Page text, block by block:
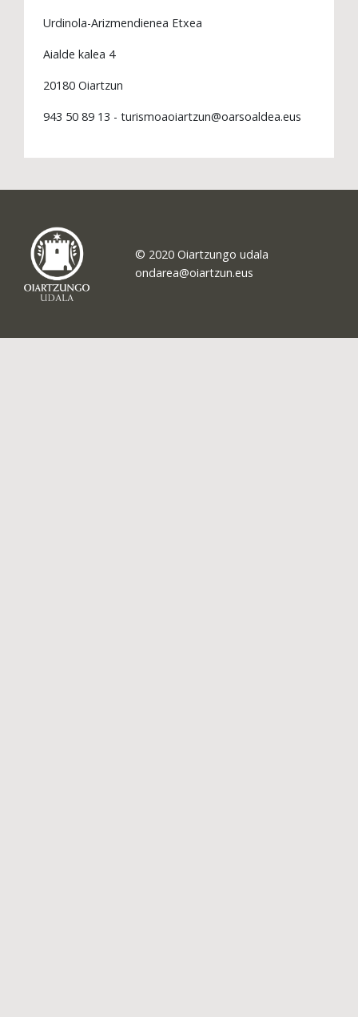
Urdinola-Arizmendienea Etxea
Aialde kalea 4
20180 Oiartzun
943 50 89 13 - turismoaoiartzun@oarsoaldea.eus
© 2020 Oiartzungo udala
ondarea@oiartzun.eus